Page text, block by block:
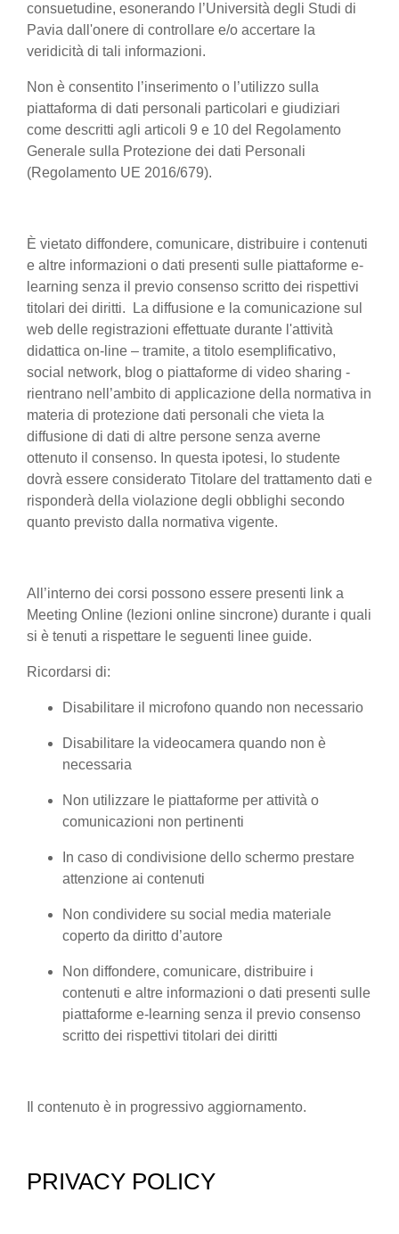
consuetudine, esonerando l’Università degli Studi di
Pavia dall'onere di controllare e/o accertare la
veridicità di tali informazioni.
Non è consentito l’inserimento o l’utilizzo sulla
piattaforma di dati personali particolari e giudiziari
come descritti agli articoli 9 e 10 del Regolamento
Generale sulla Protezione dei dati Personali
(Regolamento UE 2016/679).
È vietato diffondere, comunicare, distribuire i contenuti
e altre informazioni o dati presenti sulle piattaforme e-
learning senza il previo consenso scritto dei rispettivi
titolari dei diritti. La diffusione e la comunicazione sul
web delle registrazioni effettuate durante l'attività
didattica on-line – tramite, a titolo esemplificativo,
social network, blog o piattaforme di video sharing -
rientrano nell’ambito di applicazione della normativa in
materia di protezione dati personali che vieta la
diffusione di dati di altre persone senza averne
ottenuto il consenso. In questa ipotesi, lo studente
dovrà essere considerato Titolare del trattamento dati e
risponderà della violazione degli obblighi secondo
quanto previsto dalla normativa vigente.
All’interno dei corsi possono essere presenti link a
Meeting Online (lezioni online sincrone) durante i quali
si è tenuti a rispettare le seguenti linee guide.
Ricordarsi di:
Disabilitare il microfono quando non necessario
Disabilitare la videocamera quando non è
necessaria
Non utilizzare le piattaforme per attività o
comunicazioni non pertinenti
In caso di condivisione dello schermo prestare
attenzione ai contenuti
Non condividere su social media materiale
coperto da diritto d’autore
Non diffondere, comunicare, distribuire i
contenuti e altre informazioni o dati presenti sulle
piattaforme e-learning senza il previo consenso
scritto dei rispettivi titolari dei diritti
Il contenuto è in progressivo aggiornamento.
PRIVACY POLICY